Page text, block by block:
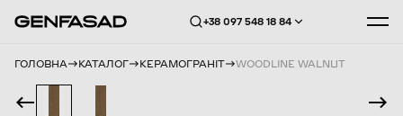
+38 097 548 18 84
ГОЛОВНА КАТАЛОГ КЕРАМОГРАНІТ WOODLINE WALNUT